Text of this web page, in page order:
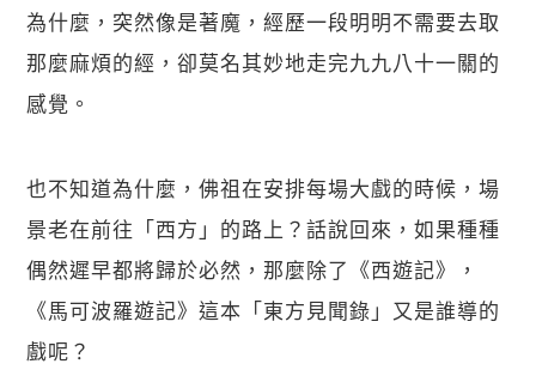
為什麼，突然像是著魔，經歷一段明明不需要去取
那麼麻煩的經，卻莫名其妙地走完九九八十一關的
感覺。
也不知道為什麼，佛祖在安排每場大戲的時候，場
景老在前往「西方」的路上？話說回來，如果種種
偶然遲早都將歸於必然，那麼除了《西遊記》，
《馬可波羅遊記》這本「東方見聞錄」又是誰導的
戲呢？